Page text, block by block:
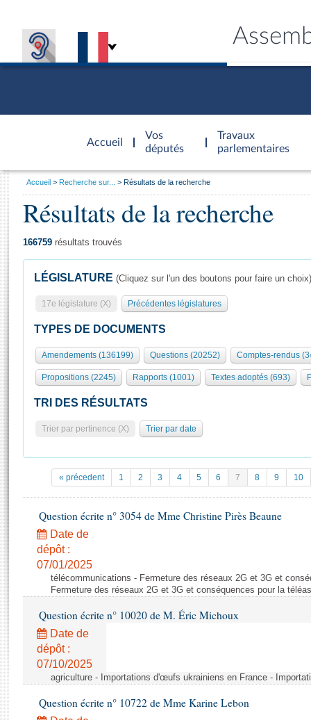
Accueil
d'accueil
Vos
députés
Travaux
parlementaires
Présidence
577 députés
Groupes politiques
Séance publique
Commissions et autres organes
Europe et International
Pétitions
Projets de loi
Propositions de loi
Amendements
Textes adoptés
Rapports législatifs
Rapports sur l'application des lois
Baromètre de l’application des lois
Dossiers législatifs
Général
Rôle et pouvoirs de l'Assemblée
Organisation de l'Assemblée
Présidence Conférence des Présidents Bureau Collège des
Statistiques et chiffres clés
Documents de référence
( Constitution | Règlement de l'Assemblée ... )
Histoire
Juniors
Anciennes législatures
Visiter l'Assemblée
Visite virtuelle du palais Bourbon
Assister à une séance
La Bibliothèque
Contacts et plan d'accès
Photos libres de droit
Vous
Accueil Recherche sur... Résultats de la recherche
Résultats de la recherche
166759 résultats trouvés
LÉGISLATURE (Cliquez sur l'un des boutons pour faire un choix)
17e législature (X) Précédentes législatures
TYPES DE DOCUMENTS
Amendements (136199) Questions (20252) Comptes-rendus
Propositions (2245) Rapports (1001) Textes adoptés (693)
TRI DES RÉSULTATS
Trier par pertinence (X) Trier par date
« précedent 1 2 3 4 5 6 7 8 9 10
Question écrite n° 3054 de Mme Christine Pirès Beaune
Date de
dépôt :
07/01/2025
télécommunications - Fermeture des réseaux 2G et 3G et
Fermeture des réseaux 2G et 3G et conséquences pour la
Question écrite n° 10020 de M. Éric Michoux
Date de
dépôt :
07/10/2025
agriculture - Importations d'œufs ukrainiens en France -
Question écrite n° 10722 de Mme Karine Lebon